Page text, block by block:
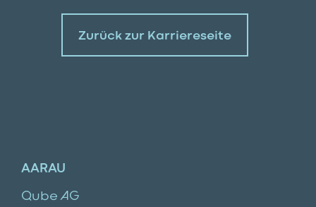
Zurück zur Karriereseite
AARAU
Qube AG